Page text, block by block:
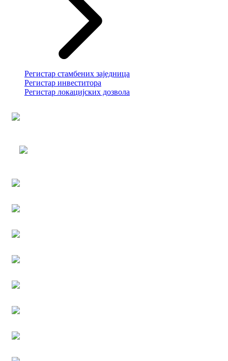
Регистар стамбених заједница
Регистар инвеститора
Регистар локацијских дозвола